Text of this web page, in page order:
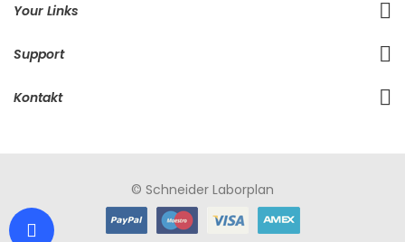
Your Links
Support
Kontakt
© Schneider Laborplan